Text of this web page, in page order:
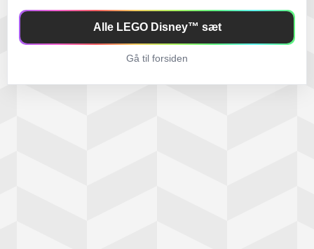
Alle LEGO Disney™ sæt
Gå til forsiden